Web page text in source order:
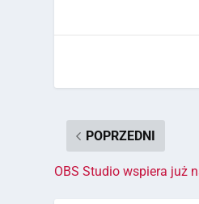
POPRZEDNI
OBS Studio wspiera już